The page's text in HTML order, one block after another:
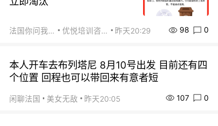
法国你问我答 优悦培训咨询 昨天20:29 98 0
本人开车去布列塔尼 8月10号出发 目前还有四
个位置 回程也可以带回来有意者短
闲聊法国 美女无敌 昨天20:05 107 0